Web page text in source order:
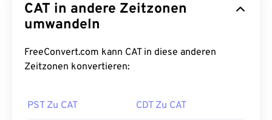
CAT in andere Zeitzonen
umwandeln
FreeConvert.com kann CAT in diese anderen
Zeitzonen konvertieren:
PST Zu CAT CDT Zu CAT